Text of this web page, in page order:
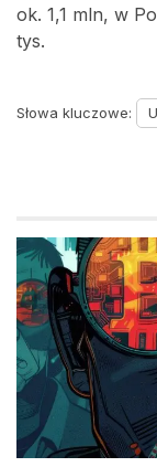
ok. 1,1 mln, w
tys.
Słowa kluczowe: